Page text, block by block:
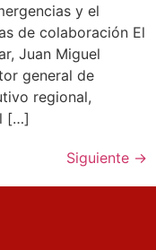
y el
de colaboración El
Juan Miguel
general de
regional,
[…]
Siguiente →